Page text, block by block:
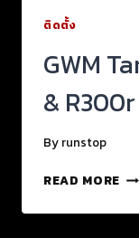
ติดตั้ง
GWM
& R300r
By runstop
READ MORE